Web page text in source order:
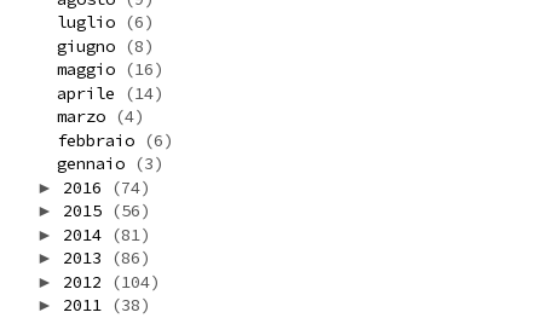
luglio (6)
giugno (8)
maggio (16)
aprile
(14)
marzo (4)
febbraio (6)
gennaio (3)
► 2016 (74)
► 2015 (56)
► 2014 (81)
► 2013 (86)
► 2012 (104)
► 2011 (38)